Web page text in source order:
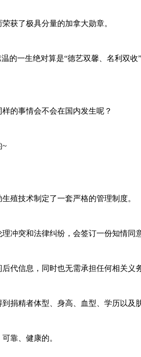
了极具分量的加拿大勋章。
一生绝对算是“德艺双馨、名利双收
的事情会不会在国内发生呢？
~
技术制定了一套严格的管理制度。
突和法律纠纷，会签订一份知情同意
信息，同时也无需承担任何相关义务
精者体型、身高、血型、学历以及
靠、健康的。